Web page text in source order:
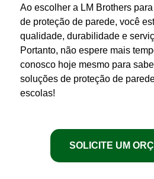
Ao escolhera LM Brothers
de proteção de parede, você
qualidade, durabilidade e
Portanto, não espere mais
conosco hoje mesmo para
soluções de proteção de
escolas!
SOLICITE UM